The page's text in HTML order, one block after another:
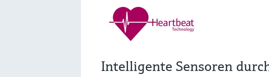
Intelligente Sensoren